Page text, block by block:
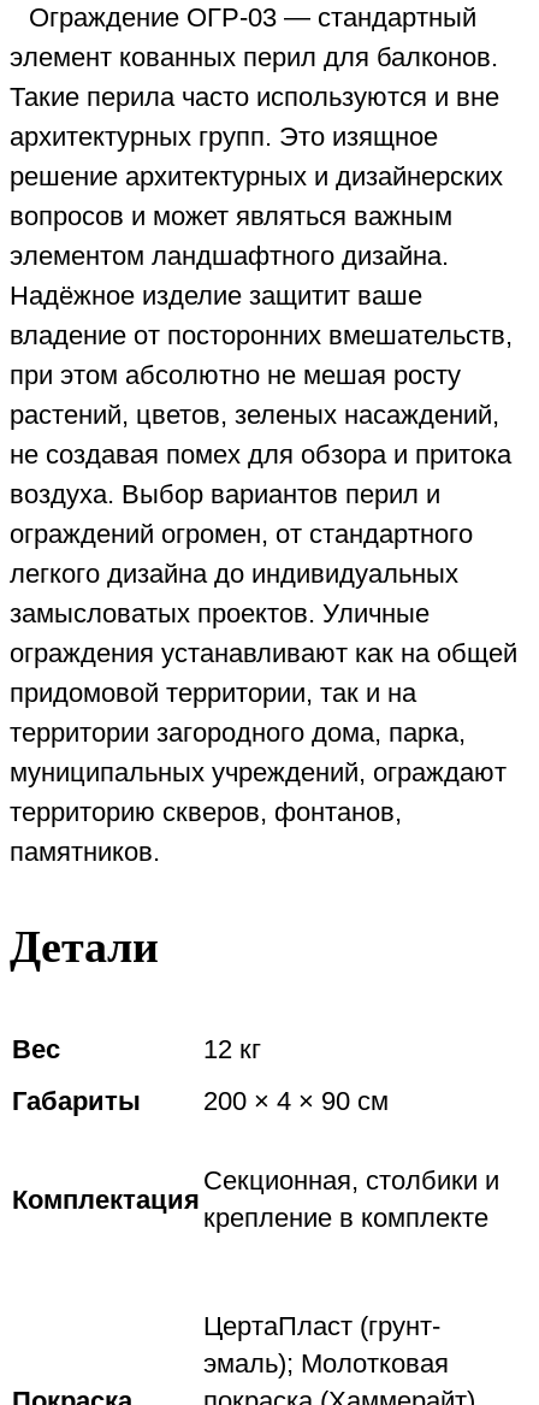
Ограждение ОГР-03 — стандартный
элемент кованных перил для балконов.
Такие перила часто используются и вне
архитектурных групп. Это изящное
решение архитектурных и дизайнерских
вопросов и может являться важным
элементом ландшафтного дизайна.
Надёжное изделие защитит ваше
владение от посторонних вмешательств,
при этом абсолютно не мешая росту
растений, цветов, зеленых насаждений,
не создавая помех для обзора и притока
воздуха. Выбор вариантов перил и
ограждений огромен, от стандартного
легкого дизайна до индивидуальных
замысловатых проектов. Уличные
ограждения устанавливают как на общей
придомовой территории, так и на
территории загородного дома, парка,
муниципальных учреждений, ограждают
территорию скверов, фонтанов,
памятников.
Детали
Вес
12 кг
Габариты
200 × 4 × 90 см
Комплектация
Секционная, столбики и
крепление в комплекте
ЦертаПласт (грунт-
эмаль); Молотковая